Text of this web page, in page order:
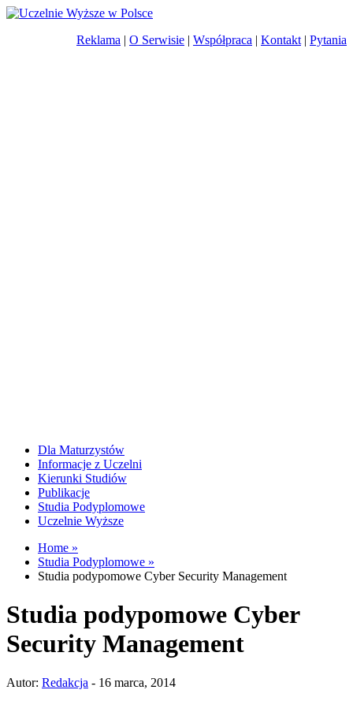
Reklama | O Serwisie | Współpraca | Kontakt | Pytania
Dla Maturzystów
Informacje z Uczelni
Kierunki Studiów
Publikacje
Studia Podyplomowe
Uczelnie Wyższe
Home »
Studia Podyplomowe »
Studia podypomowe Cyber Security Management
Studia podypomowe Cyber
Security Management
Autor: Redakcja - 16 marca, 2014